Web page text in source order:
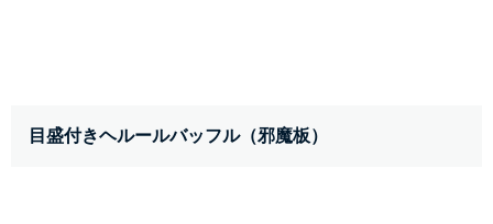
目盛付きヘルールバッフル（邪魔板）